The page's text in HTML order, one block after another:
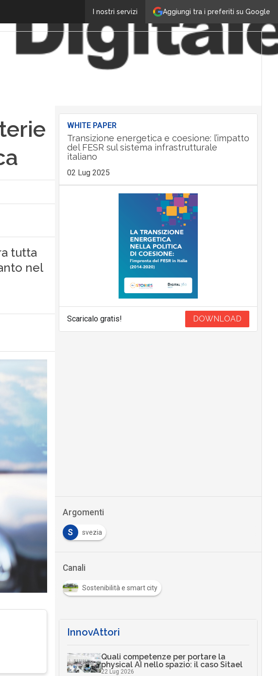
Aggiungi tra i preferiti su Google
I nostri servizi
tutta
nel
WHITE PAPER
Transizione energetica e coesione: l’impatto
del FESR sul sistema infrastrutturale
italiano
02 Lug 2025
Scaricalo gratis! DOWNLOAD
Argomenti
S svezia
Canali
Sostenibilità e smart city
InnovAttori
Quali competenze per portare la
physical AI nello spazio: il caso Sitael
22 Lug 2026